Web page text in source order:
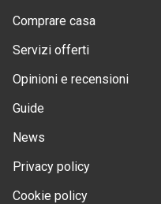
Comprare casa
Servizi offerti
Opinioni e recensioni
Guide
News
Privacy policy
Cookie policy